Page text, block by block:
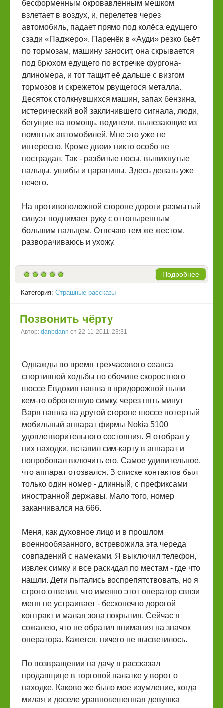
бесформенным окровавленным мешком
взлетает в воздух, и, перелетев через
автомобиль, падает прямо под колёса едущего
сзади «Паджеро». Паренёк в «Ауди» резко бьёт
по тормозам, машину заносит, она скрывается
под брюхом едущего по встречке фургона-
длиномера, и тот тащит её дальше с визгом
тормозов и скрежетом рвущегося металла.
Десяток столкнувшихся машин, запах бензина,
истерический вой заклинившего сигнала, люди,
бегущие на помощь, водители, вылезающие из
помятых автомобилей. Мне это уже не
интересно. Кроме двоих никто особо не
пострадал. Так - разбитые носы, вывихнутые
пальцы, ушибы и царапины. Здесь делать уже
нечего.
На противоположной стороне дороги размытый
силуэт поднимает руку с оттопыренным
большим пальцем. Отвечаю тем же жестом,
разворачиваюсь и ухожу.
Подробнее
Категория: Страшные рассказы
Позвонить чёрту
Автор: danbdann от 22-11-2011, 23:31
Однажды во время трехчасового сеанса
спортивной ходьбы по обочине скоростного
шоссе Евдокия нашла в придорожной пыли
кем-то оброненную симку, через пять минут
Варя нашла на другой стороне шоссе потертый
мобильный аппарат фирмы Nokia 5100
удовлетворительного состояния. Я отобрал у
них находки, вставил сим-карту в аппарат и
попробовал включить его. Самое удивительное,
что аппарат отозвался. В списке контактов был
только один номер - длинный, с префиксами
иностранной державы. Мало того, номер
заканчивался на 666.
Меня, как духовное лицо и в прошлом
военнообязанного, встревожила эта череда
совпадений с намеками. Я выключил телефон,
извлек симку и все раскидал по местам - где что
нашли. Дети пытались воспрепятствовать, но я
строго ответил, что именно этот оператор связи
меня не устраивает - бесконечно дорогой
контракт и малая зона покрытия. Сейчас я
сожалею, что не обратил внимания на значок
оператора. Кажется, ничего не высветилось.
По возвращении на дачу я рассказал
продавщице в торговой палатке у ворот о
находке. Каково же было мое изумление, когда
милая и доселе уравновешенная девушка